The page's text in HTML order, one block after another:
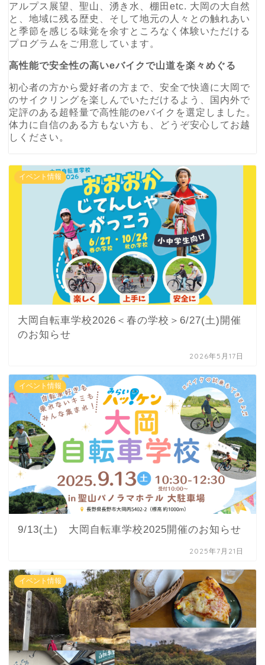
アルプス展望、聖山、湧き水、棚田etc. 大岡の大自然
と、地域に残る歴史、そして地元の人々との触れあい
と季節を感じる味覚を余すところなく体験いただける
プログラムをご用意しています。
高性能で安全性の高いeバイクで山道を楽々めぐる
初心者の方から愛好者の方まで、安全で快適に大岡で
のサイクリングを楽しんでいただけるよう、国内外で
定評のある超軽量で高性能のeバイクを選定しました。
体力に自信のある方もない方も、どうぞ安心してお越
しください。
イベント情報
大岡自転車学校2026＜春の学校＞6/27(土)開催
のお知らせ
2026年5月17日
イベント情報
9/13(土) 大岡自転車学校2025開催のお知らせ
2025年7月21日
イベント情報